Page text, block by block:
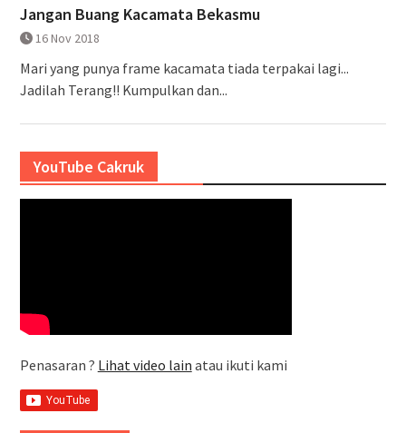
Jangan Buang Kacamata Bekasmu
16 Nov 2018
Mari yang punya frame kacamata tiada terpakai lagi...
Jadilah Terang!! Kumpulkan dan...
YouTube Cakruk
Penasaran ? Lihat video lain atau ikuti kami